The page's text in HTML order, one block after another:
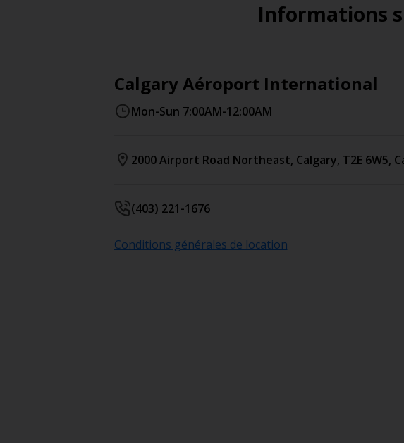
Informations
Calgary Aéroport International
Mon-Sun 7:00AM-12:00AM
2000 Airport Road Northeast, Calgary, T2E 6W5,
(403) 221-1676
Conditions générales de location